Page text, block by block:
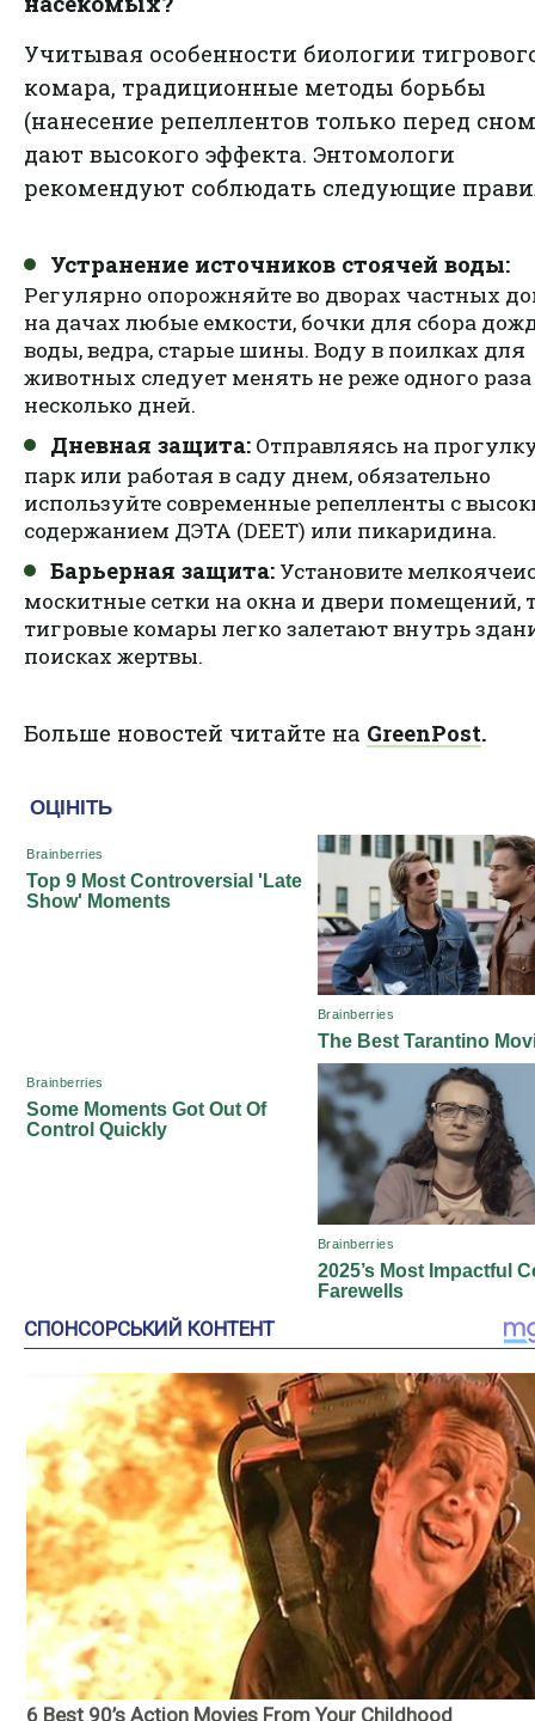
Учитывая особенности биологии
комара, традиционные методы борьбы
(нанесение репеллентов только перед
дают высокого эффекта. Энтомологи
рекомендуют соблюдать следующие
Устранение источников стоячей воды:
Регулярно опорожняйте во дворах частных
на дачах любые емкости, бочки для сбора
воды, ведра, старые шины. Воду в поилках для
животных следует менять не реже одного раза
несколько дней.
Дневная защита: Отправляясь на
парк или работая в саду днем, обязательно
используйте современные репелленты с
содержанием ДЭТА (DEET) или пикаридина.
Барьерная защита: Установите
москитные сетки на окна и двери помещений,
тигровые комары легко залетают внутрь
поисках жертвы.
Больше новостей читайте на GreenPost.